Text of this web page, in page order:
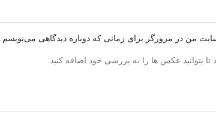
من در مرورگر برای زمانی که دوباره دیدگاهی می‌نویسم.
تا بتوانید عکس ها را به بررسی خود اضافه کنید.